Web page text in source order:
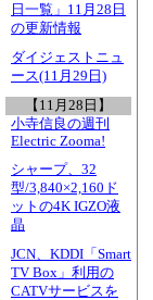
日一覧」11月28日
の更新情報
ダイジェストニュ
ース(11月29日)
【11月28日】
小寺信良の週刊
Electric Zooma!
シャープ、32
型/3,840×2,160ド
ットの4K IGZO液
晶
JCN、KDDI「Smart
TV Box」利用の
CATVサービスを